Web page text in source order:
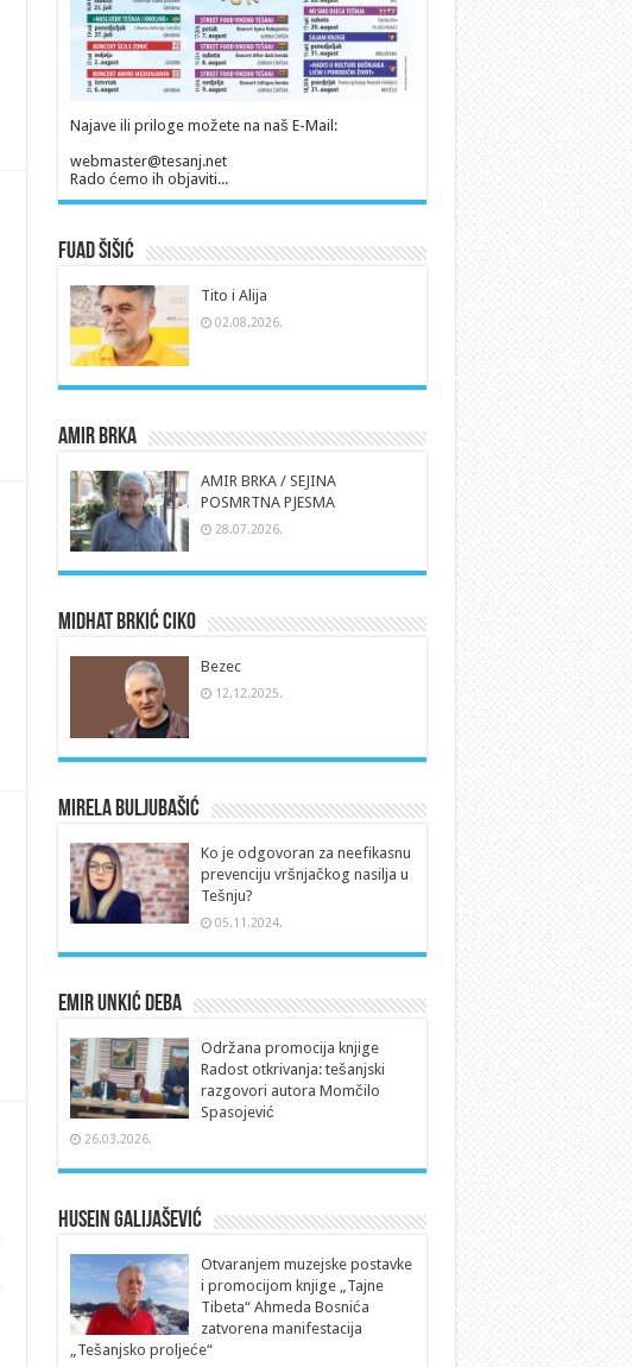
Najave ili priloge možete na naš E-Mail:
webmaster@tesanj.net
Rado ćemo ih objaviti...
Fuad Šišić
Tito i Alija
02.08.2026.
Amir Brka
AMIR BRKA / SEJINA
POSMRTNA PJESMA
28.07.2026.
Midhat Brkić Ciko
Bezec
12.12.2025.
Mirela Buljubašić
Ko je odgovoran za neefikasnu
prevenciju vršnjačkog nasilja u
Tešnju?
05.11.2024.
Emir Unkić Deba
Održana promocija knjige
Radost otkrivanja: tešanjski
razgovori autora Momčilo
Spasojević
26.03.2026.
Husein Galijašević
Otvaranjem muzejske postavke
i promocijom knjige „Tajne
Tibeta“ Ahmeda Bosnića
zatvorena manifestacija
„Tešanjsko proljeće“